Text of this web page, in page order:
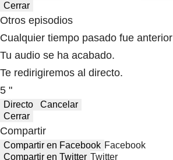
Cerrar
Otros episodios
Cualquier tiempo pasado fue anterior
Tu audio se ha acabado.
Te redirigiremos al directo.
5 "
Directo
Cancelar
Cerrar
Compartir
Compartir en Facebook Facebook
Compartir en Twitter Twitter